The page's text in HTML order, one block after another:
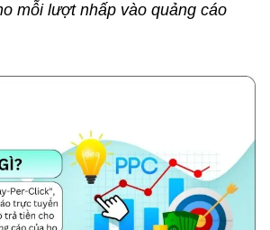
mỗi lượt nhấp vào quảng cáo